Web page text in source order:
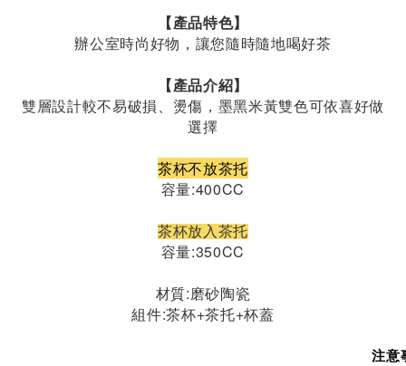
【產品特色】
辦公室時尚好物，讓您隨時隨地喝好茶
【產品介紹】
雙層設計較不易破損、燙傷，墨黑米黃雙色可依喜好做
選擇
茶杯不放茶托
容量:400CC
茶杯放入茶托
容量:350CC
材質:磨砂陶瓷
組件:茶杯+茶托+杯蓋
注意